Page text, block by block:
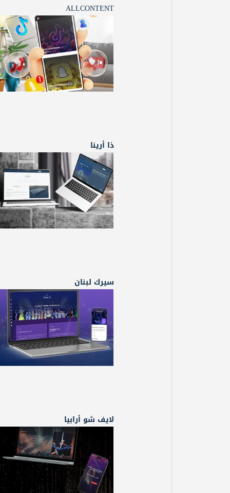
ALLCONTENT
ذا أرينا
سيرك لبنان
لايف شو أرابيا